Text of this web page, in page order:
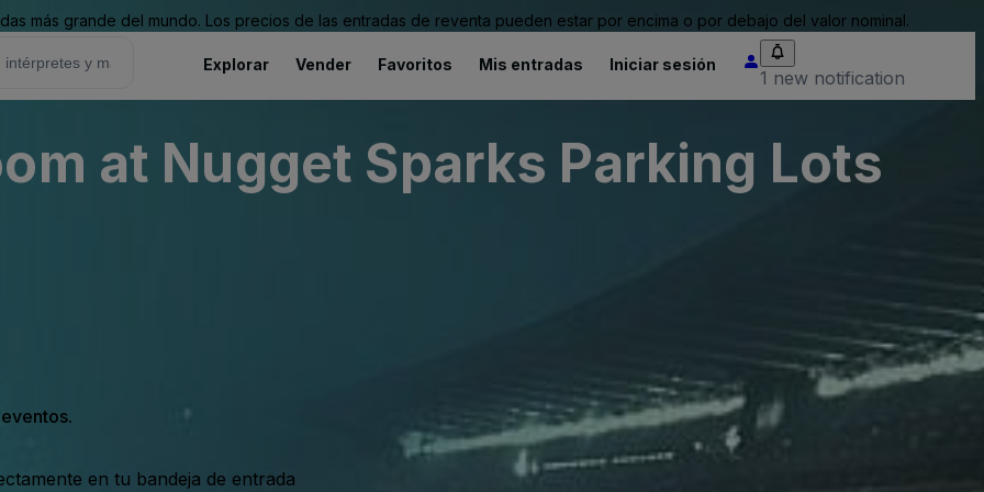
más grande del mundo. Los precios de las entradas de reventa pueden estar por encima o por debajo del valor nominal.
Explorar Vender Favoritos Mis entradas Iniciar sesión
1 new notification
at Nugget Sparks Parking Lots
en tu bandeja de entrada